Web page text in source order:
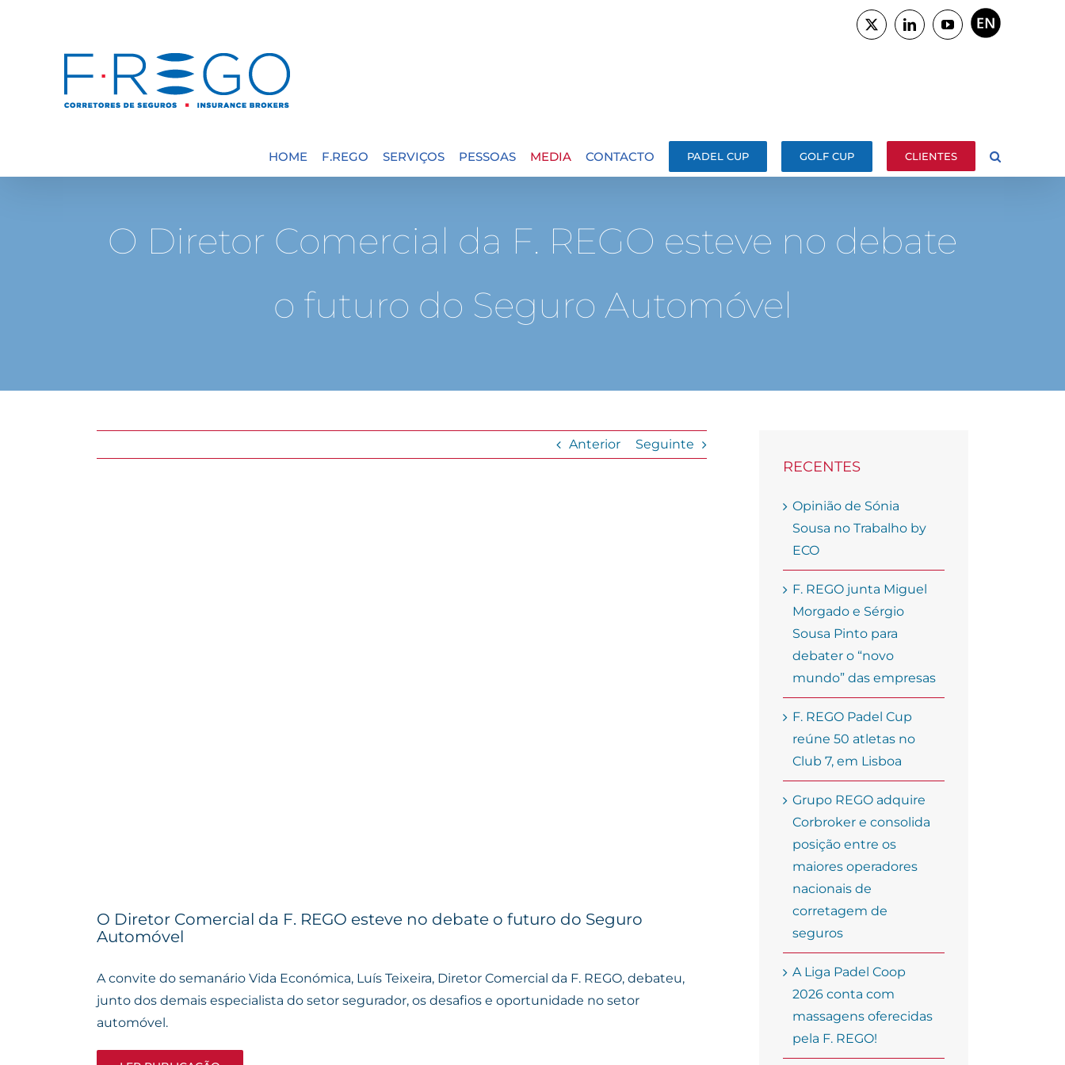
X LinkedInYouTubeENGLISH
HOME F.REGO SERVIÇOS PESSOAS MEDIA CONTACTO PADEL CUP GOLF CUP CLIENTES
O Diretor Comercial da F. REGO esteve no debate
o futuro do Seguro Automóvel
Anterior Seguinte
O Diretor Comercial da F. REGO esteve no debate o futuro do Seguro
Automóvel
A convite do semanário Vida Económica, Luís Teixeira, Diretor Comercial da F. REGO, debateu,
junto dos demais especialista do setor segurador, os desafios e oportunidade no setor
automóvel.
Grupo
RECENTES
Opinião de Sónia
Sousa no Trabalho by
ECO
F. REGO junta Miguel
Morgado e Sérgio
Sousa Pinto para
debater o “novo
mundo” das empresas
F. REGO Padel Cup
reúne 50 atletas no
Club 7, em Lisboa
Grupo REGO adquire
Corbroker e consolida
posição entre os
maiores operadores
nacionais de
corretagem de
seguros
A Liga Padel Coop
2026 conta com
massagens oferecidas
pela F. REGO!